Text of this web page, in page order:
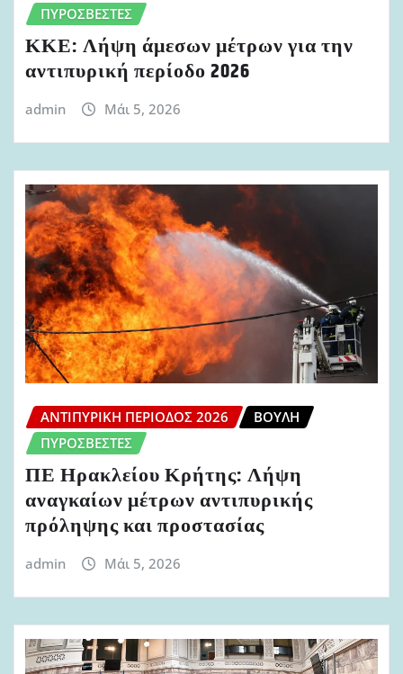
ΠΥΡΟΣΒΈΣΤΕΣ
ΚΚΕ: Λήψη άμεσων μέτρων για την
αντιπυρική περίοδο 2026
admin Μάι 5, 2026
ΑΝΤΙΠΥΡΙΚΉ ΠΕΡΊΟΔΟΣ 2026
ΒΟΥΛΉ
ΠΥΡΟΣΒΈΣΤΕΣ
ΠΕ Ηρακλείου Κρήτης: Λήψη
αναγκαίων μέτρων αντιπυρικής
πρόληψης και προστασίας
admin Μάι 5, 2026